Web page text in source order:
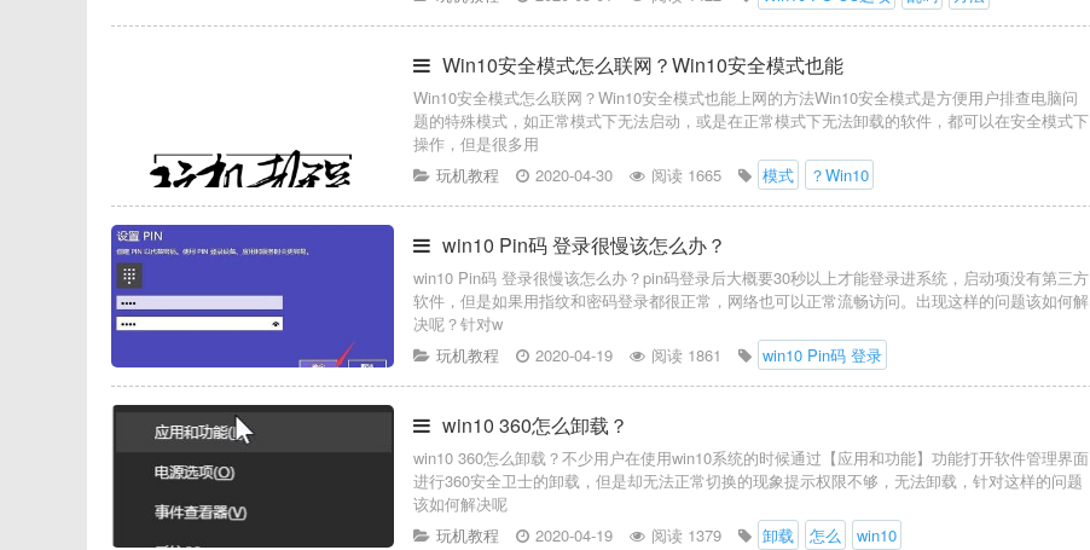
Win10安全模式怎么联网？Win10安全模式也能
Win10安全模式怎么联网？Win10安全模式也能上网的方法Win10安全模式是方便用户排查电脑问
题的特殊模式，如正常模式下无法启动，或是在正常模式下无法卸载的软件，都可以在安全模式下
操作，但是很多用
玩机教程
2020-04-30 阅读 1665 模式 ？Win10
win10 Pin码 登录很慢该怎么办？
win10 Pin码 登录很慢该怎么办？pin码登录后大概要30秒以上才能登录进系统，启动项没有第三方
软件，但是如果用指纹和密码登录都很正常，网络也可以正常流畅访问。出现这样的问题该如何解
决呢？针对w
玩机教程
2020-04-19 阅读 1861 win10 Pin码 登录
win10 360怎么卸载？
win10 360怎么卸载？不少用户在使用win10系统的时候通过【应用和功能】功能打开软件管理界面
进行360安全卫士的卸载，但是却无法正常切换的现象提示权限不够，无法卸载，针对这样的问题
该如何解决呢
玩机教程
2020-04-19 阅读 1379 卸载 怎么 win10